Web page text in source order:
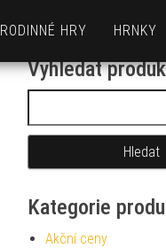
RODINNÉ HRY HRNKY
Vyhledat
Kategorie
Akční ceny